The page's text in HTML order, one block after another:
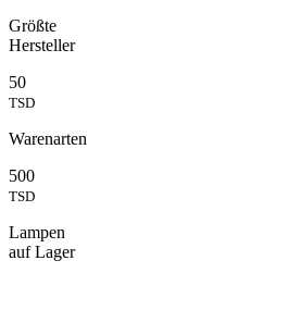
Größte
Hersteller
50
TSD
Warenarten
500
TSD
Lampen
auf Lager